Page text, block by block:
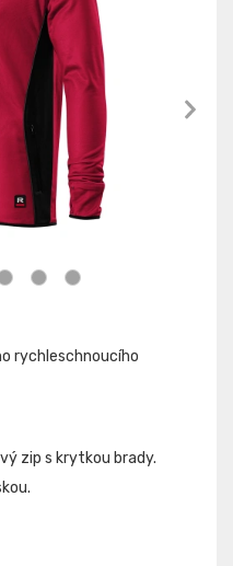
rychleschnoucího
zip s krytkou brady.